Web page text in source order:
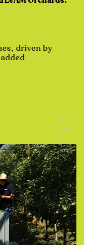
driven by